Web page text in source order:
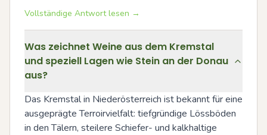
Vollständige Antwort lesen →
Was zeichnet Weine aus dem Kremstal
und speziell Lagen wie Stein an der Donau
aus?
Das Kremstal in Niederösterreich ist bekannt für eine
ausgeprägte Terroirvielfalt: tiefgründige Lössböden
in den Tälern, steilere Schiefer- und kalkhaltige